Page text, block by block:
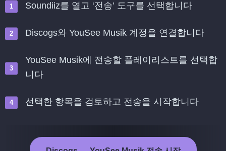
Soundiiz를 열고 ‘전송’ 도구를 선택합니다
Discogs와 YouSee Musik 계정을 연결합니다
YouSee Musik에 전송할 플레이리스트를 선택합
니다
선택한 항목을 검토하고 전송을 시작합니다